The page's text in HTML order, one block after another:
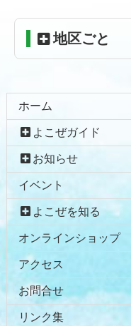
る
地区ごと
ホーム
よこぜガイド
お知らせ
イベント
よこぜを知る
オンラインショップ
アクセス
お問合せ
リンク集